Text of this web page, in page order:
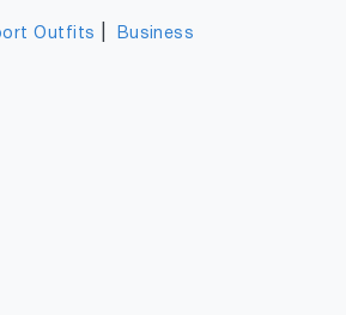
Outfits
Business